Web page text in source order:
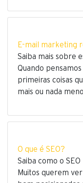
E-mail marketing
Saiba mais sobre
Quando
primeiras coisas
mais ou nada
O que é SEO?
Saiba como o
Muitos querem